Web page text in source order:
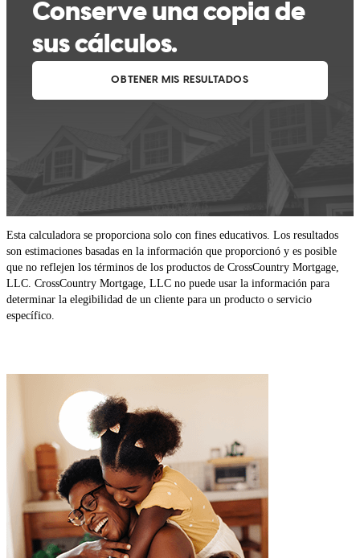
Esta calculadora se proporciona solo con fines educativos. Los resultados
son estimaciones basadas en la información que proporcionó y es posible
que no reflejen los términos de los productos de CrossCountry Mortgage,
LLC. CrossCountry Mortgage, LLC no puede usar la información para
determinar la elegibilidad de un cliente para un producto o servicio
específico.